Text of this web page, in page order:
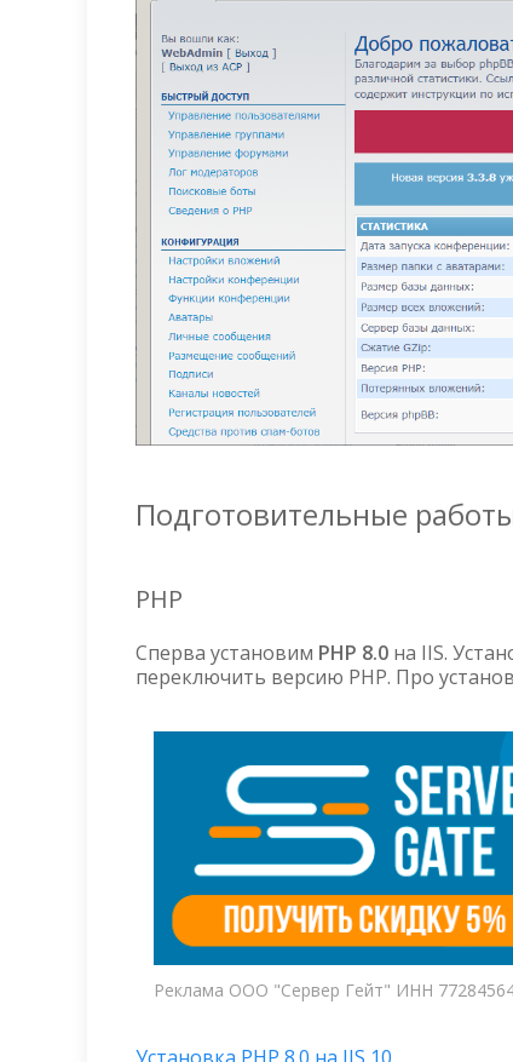
Подготовительные
PHP
Сперва установим PHP 8.0 на IIS.
переключить версию PHP. Про
Реклама ООО "Сервер Гейт" ИНН